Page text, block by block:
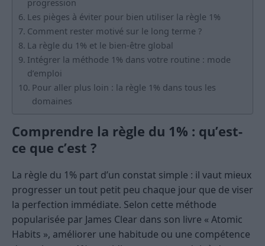
progression
Les pièges à éviter pour bien utiliser la règle 1%
Comment rester motivé sur le long terme ?
La règle du 1% et le bien-être global
Intégrer la méthode 1% dans votre routine : mode
d’emploi
Pour aller plus loin : la règle 1% dans tous les
domaines
Comprendre la règle du 1% : qu’est-
ce que c’est ?
La règle du 1% part d’un constat simple : il vaut mieux
progresser un tout petit peu chaque jour que de viser
la perfection immédiate. Selon cette méthode
popularisée par James Clear dans son livre « Atomic
Habits », améliorer une habitude ou une compétence